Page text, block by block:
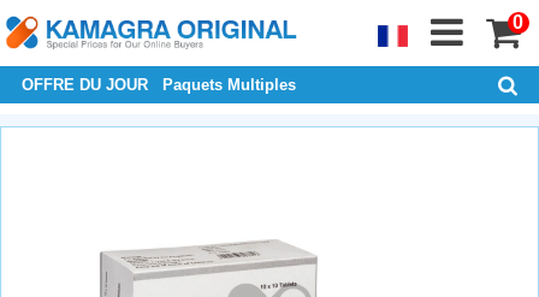
0
OFFRE DU JOUR Paquets Multiples